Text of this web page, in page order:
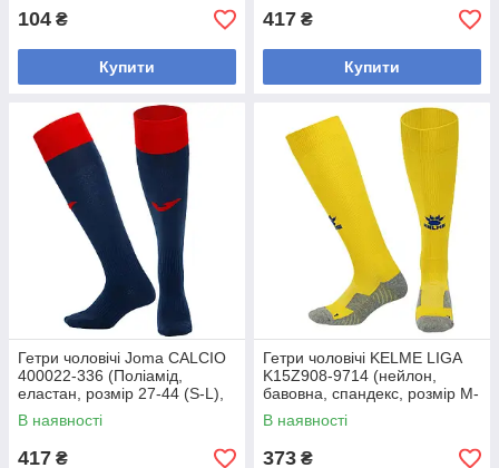
104 ₴
Купити
417 ₴
Купити
Гетри чоловічі Joma CALCIO
400022-336 (Поліамід,
еластан, розмір 27-44 (S-L),
темно-синій-червоний)
В наявності
417 ₴
Гетри чоловічі KELME LIGA
K15Z908-9714 (нейлон,
бавовна, спандекс, розмір M-
XL, жовтий-синій)
В наявності
373 ₴